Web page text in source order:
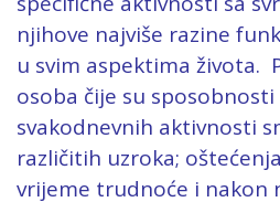
njihove najviše razine
u svim aspektima života.
osoba čije su
svakodnevnih aktivnosti
različitih uzroka;
vrijeme trudnoće i nakon